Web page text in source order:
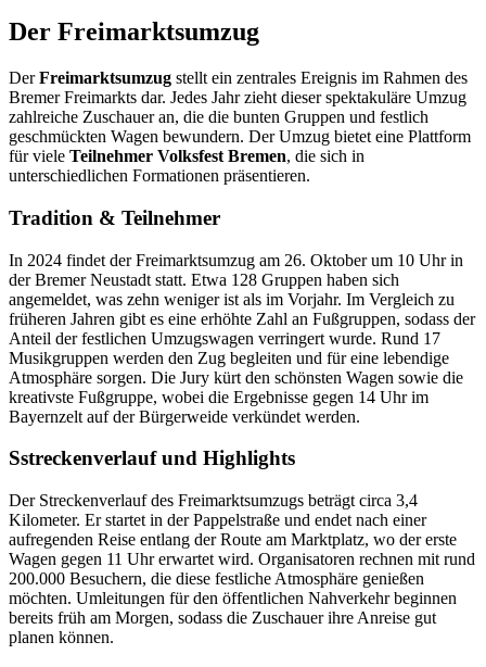
Der Freimarktsumzug
DerFreimarktsumzug stellt ein zentrales Ereignis im Rahmen des
Bremer Freimarkts dar. Jedes Jahr zieht dieser spektakuläre Umzug
zahlreiche Zuschauer an, die die bunten Gruppen und festlich
geschmückten Wagen bewundern. Der Umzug bietet eine Plattform
für viele Teilnehmer Volksfest Bremen, die sich in
unterschiedlichen Formationen präsentieren.
Tradition & Teilnehmer
In 2024 findet der Freimarktsumzug am 26. Oktober um 10 Uhr in
der Bremer Neustadt statt. Etwa 128 Gruppen haben sich
angemeldet, was zehn weniger ist als im Vorjahr. Im Vergleich zu
früheren Jahren gibt es eine erhöhte Zahl an Fußgruppen, sodass der
Anteil der festlichen Umzugswagen verringert wurde. Rund 17
Musikgruppen werden den Zug begleiten und für eine lebendige
Atmosphäre sorgen. Die Jury kürt den schönsten Wagen sowie die
kreativste Fußgruppe, wobei die Ergebnisse gegen 14 Uhr im
Bayernzelt auf der Bürgerweide verkündet werden.
Sstreckenverlauf und Highlights
Der Streckenverlauf des Freimarktsumzugs beträgt circa 3,4
Kilometer. Er startet in der Pappelstraße und endet nach einer
aufregenden Reise entlang der Route am Marktplatz, wo der erste
Wagen gegen 11 Uhr erwartet wird. Organisatoren rechnen mit rund
200.000 Besuchern, die diese festliche Atmosphäre genießen
möchten. Umleitungen für den öffentlichen Nahverkehr beginnen
bereits früh am Morgen, sodass die Zuschauer ihre Anreise gut
planen können.